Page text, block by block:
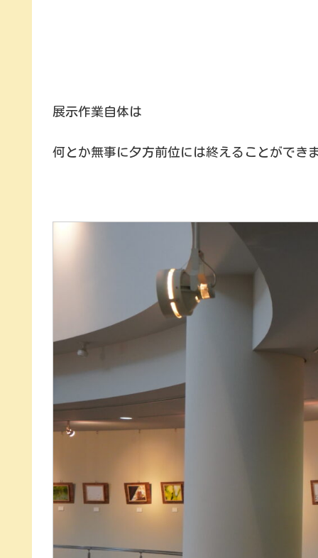
展示作業自体は
何とか無事に夕方前位には終えることができ